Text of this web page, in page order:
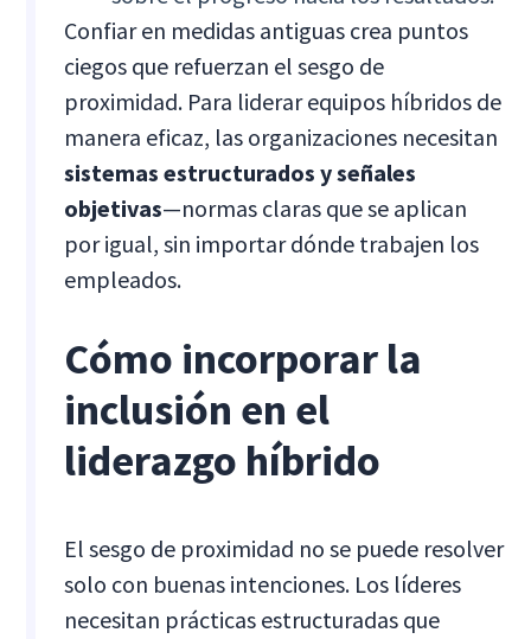
Confiar en medidas antiguas crea puntos
ciegos que refuerzan el sesgo de
proximidad. Para liderar equipos híbridos de
manera eficaz, las organizaciones necesitan
sistemas estructurados y señales
objetivas—normas claras que se aplican
por igual, sin importar dónde trabajen los
empleados.
Cómo incorporar la
inclusión en el
liderazgo híbrido
El sesgo de proximidad no se puede resolver
solo con buenas intenciones. Los líderes
necesitan prácticas estructuradas que